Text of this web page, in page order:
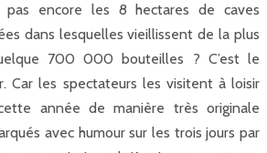
pas encore les 8 hectares de caves
dans lesquelles vieillissent de la plus
700 000 bouteilles ? C’est le
Car les spectateurs les visitent à loisir
année de manière très originale
avec humour sur les trois jours par